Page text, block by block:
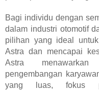
Bagi individu dengan
dalam industri otomotif
pilihan yang ideal
Astra dan mencapai
Astra
pengembangan
yang luas, fokus